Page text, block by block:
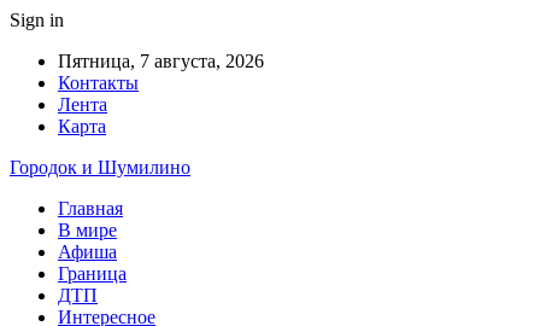
Sign in
Пятница, 7 августа, 2026
Контакты
Лента
Карта
Городок и Шумилино
Главная
В мире
Афиша
Граница
ДТП
Интересное